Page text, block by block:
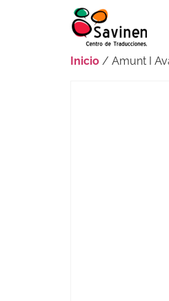
Inicio / Amunt I